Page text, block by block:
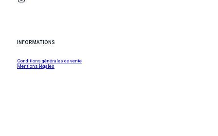
INFORMATIONS
Conditions générales de vente
Mentions légales